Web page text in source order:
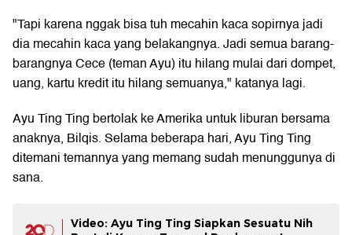
"Tapi karena nggak bisa tuh mecahin kaca sopirnya jadi
dia mecahin kaca yang belakangnya. Jadi semua barang-
barangnya Cece (teman Ayu) itu hilang mulai dari dompet,
uang, kartu kredit itu hilang semuanya," katanya lagi.
Ayu Ting Ting bertolak ke Amerika untuk liburan bersama
anaknya, Bilqis. Selama beberapa hari, Ayu Ting Ting
ditemani temannya yang memang sudah menunggunya di
sana.
Video: Ayu Ting Ting Siapkan Sesuatu Nih